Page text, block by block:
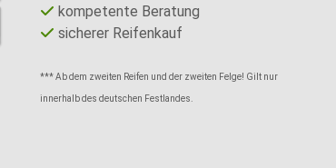
kompetente Beratung
sicherer Reifenkauf
*** Ab dem zweiten Reifen und der zweiten Felge! Gilt nur
innerhalb des deutschen Festlandes.